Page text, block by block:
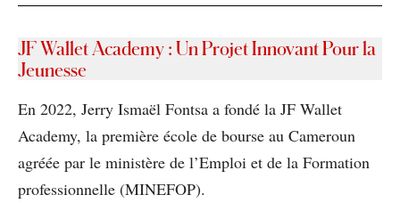
JF Wallet Academy : Un Projet Innovant Pour la
Jeunesse
En 2022, Jerry Ismaël Fontsa a fondé la JF Wallet
Academy, la première école de bourse au Cameroun
agréée par le ministère de l’Emploi et de la Formation
professionnelle (MINEFOP).